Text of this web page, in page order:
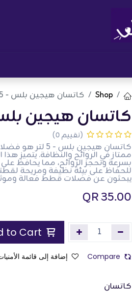
Shop كاتسان هيجين بلس - 5 لتر
كاتسان هيجين بلس -
(تقييم 0)
كاتسان هيجين
بسرعة وتحجز الروائح، مما يحافظ
للحفاظ على بيئة نظيفة ومريحة
يبحثون عن فضلات قطط فعالة
35.00
Compare إضافة إلى قائمة
كاتسان